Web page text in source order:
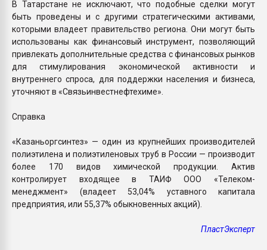
В Татарстане не исключают, что подобные сделки могут
быть проведены и с другими стратегическими активами,
которыми владеет правительство региона. Они могут быть
использованы как финансовый инструмент, позволяющий
привлекать дополнительные средства с финансовых рынков
для стимулирования экономической активности и
внутреннего спроса, для поддержки населения и бизнеса,
уточняют в «Связьинвестнефтехиме».
Справка
«Казаньоргсинтез» — один из крупнейших производителей
полиэтилена и полиэтиленовых труб в России — производит
более 170 видов химической продукции. Актив
контролирует входящее в ТАИФ ООО «Телеком-
менеджмент» (владеет 53,04% уставного капитала
предприятия, или 55,37% обыкновенных акций).
ПластЭксперт